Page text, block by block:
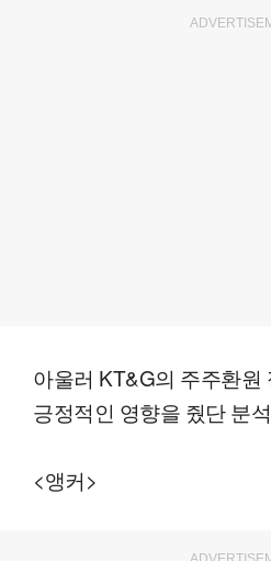
아울러 KT&G의 주주환원
긍정적인 영향을 줬단 분
<앵커>